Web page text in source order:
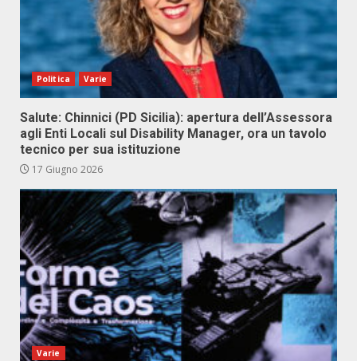
Politica Varie
Salute: Chinnici (PD Sicilia): apertura dell’Assessora
agli Enti Locali sul Disability Manager, ora un tavolo
tecnico per sua istituzione
17 Giugno 2026
Varie